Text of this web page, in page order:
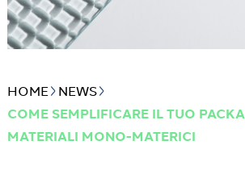
HOME NEWS
COME SEMPLIFICARE IL TUO
MATERIALI MONO-MATERICI